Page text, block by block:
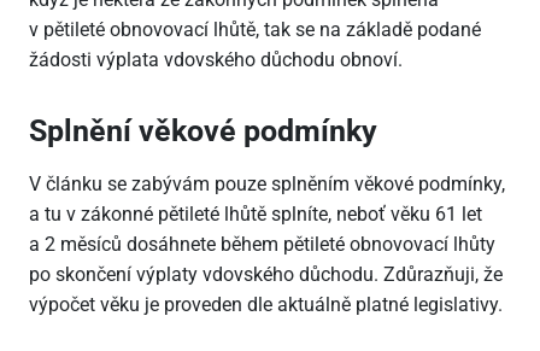
v pětileté obnovovací lhůtě, tak se na základě podané
žádosti výplata vdovského důchodu obnoví.
Splnění věkové podmínky
V článku se zabývám pouze splněním věkové podmínky,
a tu v zákonné pětileté lhůtě splníte, neboť věku 61 let
a 2 měsíců dosáhnete během pětileté obnovovací lhůty
po skončení výplaty vdovského důchodu. Zdůrazňuji, že
výpočet věku je proveden dle aktuálně platné legislativy.